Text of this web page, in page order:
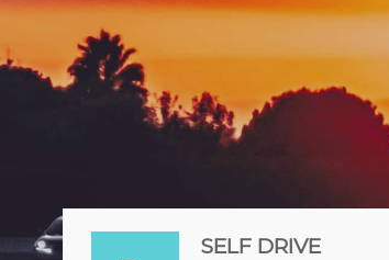
SELF DRIVE